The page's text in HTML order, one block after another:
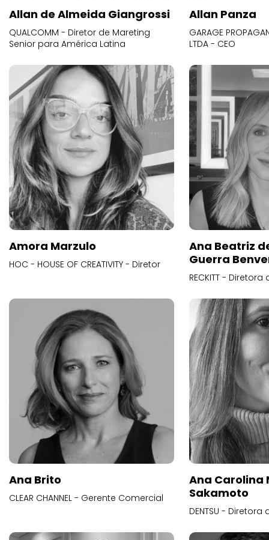
Allan de Almeida Giangrossi
QUALCOMM - Diretor de Mareting
Senior para América Latina
Allan Panza
GARAGE
LTDA - CEO
Amora Marzulo
HOC - HOUSE OF CREATIVITY - Diretor
Ana Beatriz
Guerra
RECKITT -
Ana Brito
CLEAR CHANNEL - Gerente Comercial
Ana Carolina
Sakamoto
DENTSU -